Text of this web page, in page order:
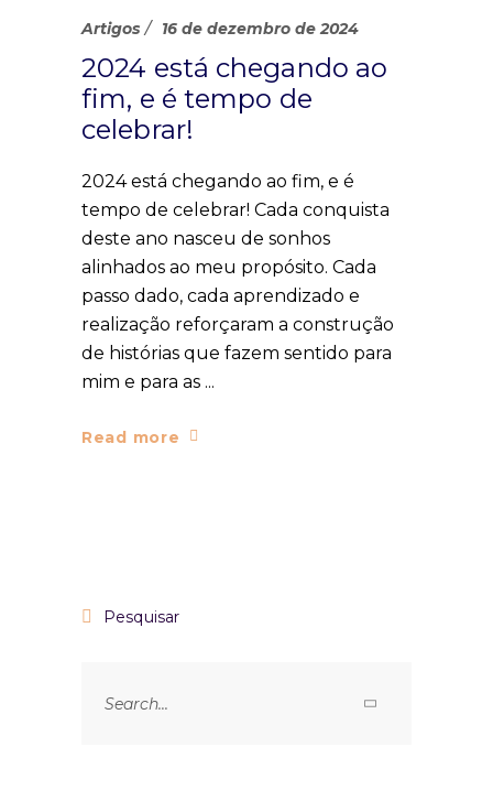
Artigos 16 de dezembro de 2024
2024 está chegando ao
fim, e é tempo de
celebrar!
2024 está chegando ao fim, e é
tempo de celebrar! Cada conquista
deste ano nasceu de sonhos
alinhados ao meu propósito. Cada
passo dado, cada aprendizado e
realização reforçaram a construção
de histórias que fazem sentido para
mim e para as
Read more
Pesquisar